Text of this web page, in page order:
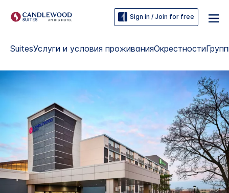
Sign in / Join for free
SuitesУслуги и условия проживанияОкрестности